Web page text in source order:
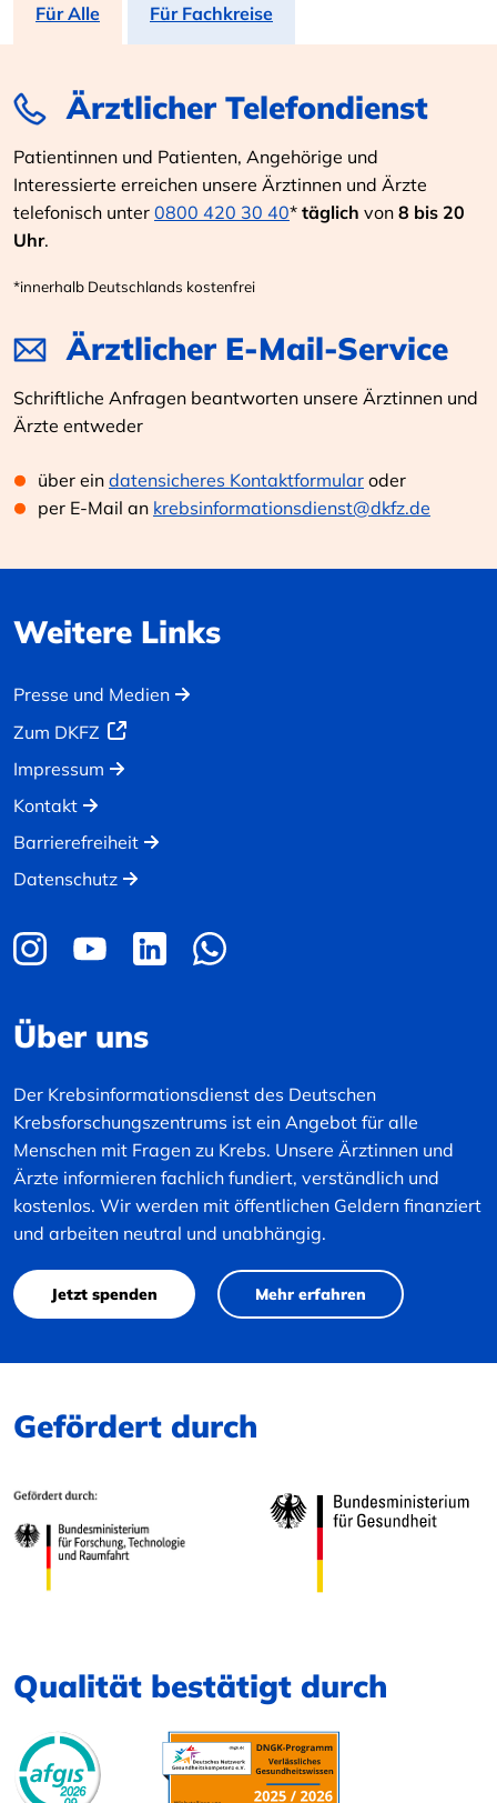
Für Alle Für Fachkreise
Ärztlicher Telefondienst
Patientinnen und Patienten, Angehörige und
Interessierte erreichen unsere Ärztinnen und Ärzte
telefonisch unter 0800 420 30 40* täglich von 8 bis 20
Uhr.
*innerhalb Deutschlands kostenfrei
Ärztlicher E-Mail-Service
Schriftliche Anfragen beantworten unsere Ärztinnen und
Ärzte entweder
über ein datensicheres Kontaktformular oder
per E-Mail an krebsinformationsdienst@dkfz.de
Weitere Links
Presse und Medien
Zum DKFZ
Impressum
Kontakt
Barrierefreiheit
Datenschutz
Über uns
Der Krebsinformationsdienst des Deutschen
Krebsforschungszentrums ist ein Angebot für alle
Menschen mit Fragen zu Krebs. Unsere Ärztinnen und
Ärzte informieren fachlich fundiert, verständlich und
kostenlos. Wir werden mit öffentlichen Geldern finanziert
und arbeiten neutral und unabhängig.
Jetzt spenden Mehr erfahren
Gefördert durch
Qualität bestätigt durch